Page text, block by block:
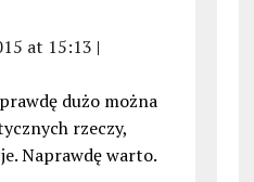
at 15:13 |
dużo można
rzeczy,
Naprawdę warto.